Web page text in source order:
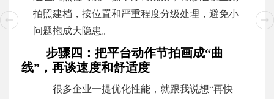
拍照建档，按位置和严重程度分级处理，避免小
问题拖成大隐患。
步骤四：把平台动作节拍画成“曲
线”，再谈速度和舒适度
很多企业一提优化性能，就跟我说想“再快